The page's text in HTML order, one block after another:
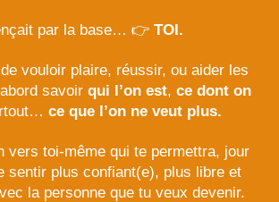
par la base… 👉 TOI.
de vouloir plaire, réussir, ou aider les
savoir qui l’on est, ce dont on
ce que l’on ne veut plus.
vers toi-même qui te permettra, jour
sentir plus confiant(e), plus libre et
la personne que tu veux devenir.